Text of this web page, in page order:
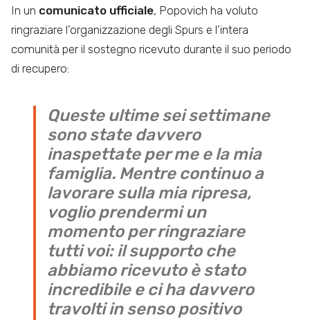
In un comunicato ufficiale, Popovich ha voluto
ringraziare l’organizzazione degli Spurs e l’intera
comunità per il sostegno ricevuto durante il suo periodo
di recupero:
Queste ultime sei settimane
sono state davvero
inaspettate per me e la mia
famiglia. Mentre continuo a
lavorare sulla mia ripresa,
voglio prendermi un
momento per ringraziare
tutti voi: il supporto che
abbiamo ricevuto è stato
incredibile e ci ha davvero
travolti in senso positivo